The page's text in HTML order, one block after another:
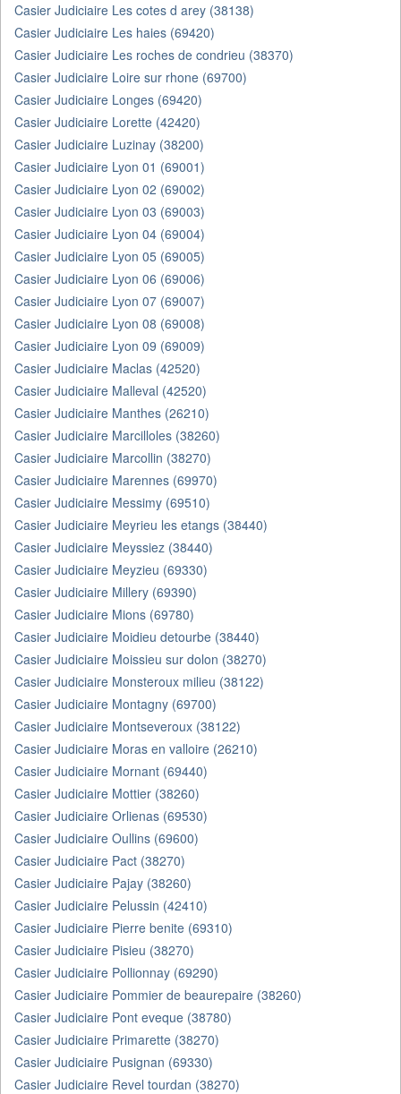
Casier Judiciaire Les cotes d arey (38138)
Casier Judiciaire Les haies (69420)
Casier Judiciaire Les roches de condrieu (38370)
Casier Judiciaire Loire sur rhone (69700)
Casier Judiciaire Longes (69420)
Casier Judiciaire Lorette (42420)
Casier Judiciaire Luzinay (38200)
Casier Judiciaire Lyon 01 (69001)
Casier Judiciaire Lyon 02 (69002)
Casier Judiciaire Lyon 03 (69003)
Casier Judiciaire Lyon 04 (69004)
Casier Judiciaire Lyon 05 (69005)
Casier Judiciaire Lyon 06 (69006)
Casier Judiciaire Lyon 07 (69007)
Casier Judiciaire Lyon 08 (69008)
Casier Judiciaire Lyon 09 (69009)
Casier Judiciaire Maclas (42520)
Casier Judiciaire Malleval (42520)
Casier Judiciaire Manthes (26210)
Casier Judiciaire Marcilloles (38260)
Casier Judiciaire Marcollin (38270)
Casier Judiciaire Marennes (69970)
Casier Judiciaire Messimy (69510)
Casier Judiciaire Meyrieu les etangs (38440)
Casier Judiciaire Meyssiez (38440)
Casier Judiciaire Meyzieu (69330)
Casier Judiciaire Millery (69390)
Casier Judiciaire Mions (69780)
Casier Judiciaire Moidieu detourbe (38440)
Casier Judiciaire Moissieu sur dolon (38270)
Casier Judiciaire Monsteroux milieu (38122)
Casier Judiciaire Montagny (69700)
Casier Judiciaire Montseveroux (38122)
Casier Judiciaire Moras en valloire (26210)
Casier Judiciaire Mornant (69440)
Casier Judiciaire Mottier (38260)
Casier Judiciaire Orlienas (69530)
Casier Judiciaire Oullins (69600)
Casier Judiciaire Pact (38270)
Casier Judiciaire Pajay (38260)
Casier Judiciaire Pelussin (42410)
Casier Judiciaire Pierre benite (69310)
Casier Judiciaire Pisieu (38270)
Casier Judiciaire Pollionnay (69290)
Casier Judiciaire Pommier de beaurepaire (38260)
Casier Judiciaire Pont eveque (38780)
Casier Judiciaire Primarette (38270)
Casier Judiciaire Pusignan (69330)
Casier Judiciaire Revel tourdan (38270)